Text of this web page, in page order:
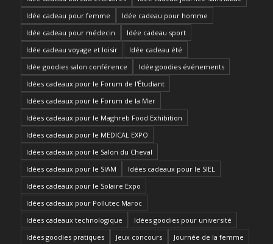
Idée cadeau pour femme
Idée cadeau pour homme
Idée cadeau pour médecin
Idée cadeau sport
Idée cadeau voyage et loisir
Idée cadeau été
Idée goodies salon conférence
Idée goodies événements
Idées cadeaux pour le Forum de l'Étudiant
Idées cadeaux pour le Forum de la Mer
Idées cadeaux pour le Maghreb Food Exhibition
Idées cadeaux pour le MEDICAL EXPO
Idées cadeaux pour le Salon du Cheval
Idées cadeaux pour le SIAM
Idées cadeaux pour le SIEL
Idées cadeaux pour le Solaire Expo
Idées cadeaux pour Pollutec Maroc
Idées cadeaux technologique
Idées goodies pour université
Idées goodies pratiques
Jeux concours Journée de la femme